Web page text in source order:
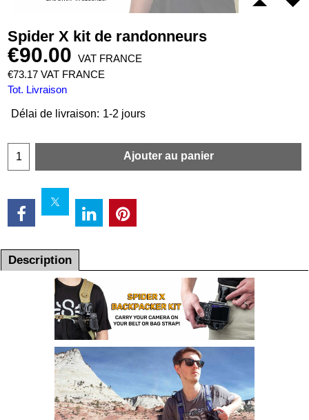
Spider X kit de randonneurs
€90.00
VAT FRANCE
€73.17 VAT FRANCE
Tot. Livraison
Délai de livraison: 1-2 jours
Ajouter au panier
Description